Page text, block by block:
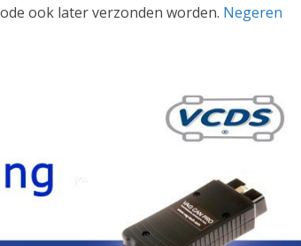
ook later verzonden worden. Negeren